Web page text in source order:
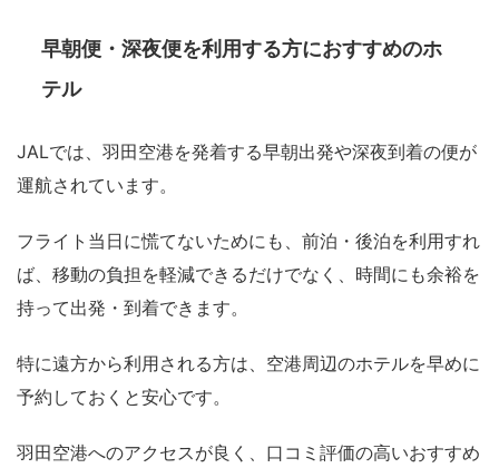
早朝便・深夜便を利用する方におすすめのホ
テル
JALでは、羽田空港を発着する早朝出発や深夜到着の便が
運航されています。
フライト当日に慌てないためにも、前泊・後泊を利用すれ
ば、移動の負担を軽減できるだけでなく、時間にも余裕を
持って出発・到着できます。
特に遠方から利用される方は、空港周辺のホテルを早めに
予約しておくと安心です。
羽田空港へのアクセスが良く、口コミ評価の高いおすすめ